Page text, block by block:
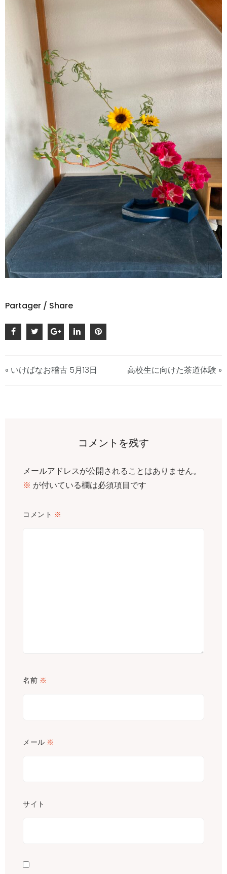
Partager / Share
« いけばなお稽古 5月13日 高校生に向けた茶道体験 »
コメントを残す
メールアドレスが公開されることはありません。
※ が付いている欄は必須項目です
コメント ※
名前 ※
メール ※
サイト